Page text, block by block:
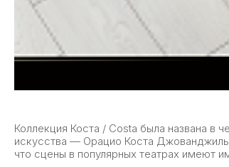
Коллекция Коста / Costa была названа в
искусства — Орацио Коста
что сцены в популярных театрах имеют